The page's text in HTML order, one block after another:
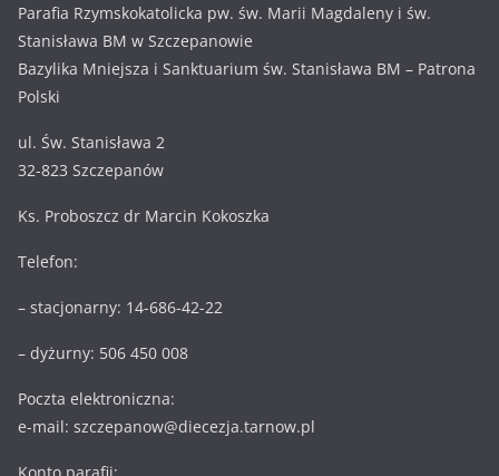
Parafia Rzymskokatolicka pw. św. Marii Magdaleny i św.
Stanisława BM w Szczepanowie
Bazylika Mniejsza i Sanktuarium św. Stanisława BM – Patrona
Polski
ul. Św. Stanisława 2
32-823 Szczepanów
Ks. Proboszcz dr Marcin Kokoszka
Telefon:
– stacjonarny: 14-686-42-22
– dyżurny: 506 450 008
Poczta elektroniczna:
e-mail: szczepanow@diecezja.tarnow.pl